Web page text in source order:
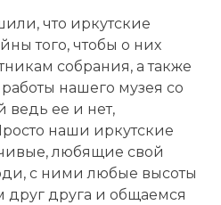
что иркутские
того, чтобы о них
собрания, а также
нашего музея со
ведь ее и нет,
наши иркутские
любящие свой
с ними любые высоты
друга и общаемся